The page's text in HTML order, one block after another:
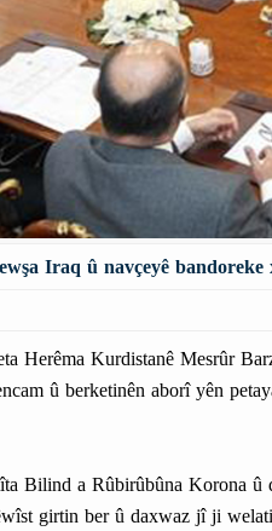
Iraq û navçeyê
Herêma Kurdistanê Mesrûr
û berketinên aborî yên
Bilind a Rûbirûbûna Korona
girtin ber û daxwaz jî ji